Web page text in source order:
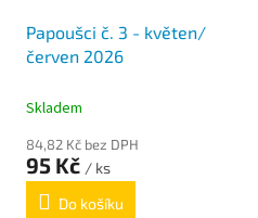
Papoušci č. 3 - květen/
červen 2026
Skladem
84,82 Kč bez DPH
95 Kč / ks
Do košíku